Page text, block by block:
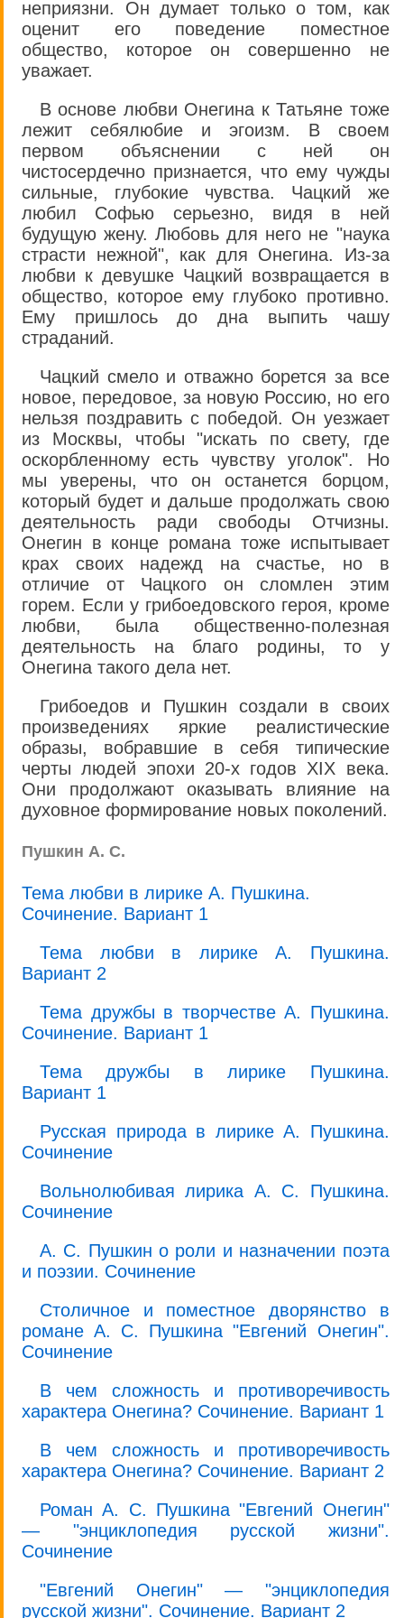
неприязни. Он думает только о том, как
оценит его поведение поместное
общество, которое он совершенно не
уважает.
В основе любви Онегина к Татьяне тоже
лежит себялюбие и эгоизм. В своем
первом объяснении с ней он
чистосердечно признается, что ему чужды
сильные, глубокие чувства. Чацкий же
любил Софью серьезно, видя в ней
будущую жену. Любовь для него не "наука
страсти нежной", как для Онегина. Из-за
любви к девушке Чацкий возвращается в
общество, которое ему глубоко противно.
Ему пришлось до дна выпить чашу
страданий.
Чацкий смело и отважно борется за все
новое, передовое, за новую Россию, но его
нельзя поздравить с победой. Он уезжает
из Москвы, чтобы "искать по свету, где
оскорбленному есть чувству уголок". Но
мы уверены, что он останется борцом,
который будет и дальше продолжать свою
деятельность ради свободы Отчизны.
Онегин в конце романа тоже испытывает
крах своих надежд на счастье, но в
отличие от Чацкого он сломлен этим
горем. Если у грибоедовского героя, кроме
любви, была общественно-полезная
деятельность на благо родины, то у
Онегина такого дела нет.
Грибоедов и Пушкин создали в своих
произведениях яркие реалистические
образы, вобравшие в себя типические
черты людей эпохи 20-х годов XIX века.
Они продолжают оказывать влияние на
духовное формирование новых поколений.
Пушкин А. С.
Тема любви в лирике А. Пушкина.
Сочинение. Вариант 1
Тема любви в лирике А. Пушкина.
Вариант 2
Тема дружбы в творчестве А. Пушкина.
Сочинение. Вариант 1
Тема дружбы в лирике Пушкина.
Вариант 1
Русская природа в лирике А. Пушкина.
Сочинение
Вольнолюбивая лирика А. С. Пушкина.
Сочинение
А. С. Пушкин о роли и назначении поэта
и поэзии. Сочинение
Столичное и поместное дворянство в
романе А. С. Пушкина "Евгений Онегин".
Сочинение
В чем сложность и противоречивость
характера Онегина? Сочинение. Вариант 1
В чем сложность и противоречивость
характера Онегина? Сочинение. Вариант 2
Роман А. С. Пушкина "Евгений Онегин"
— "энциклопедия русской жизни".
Сочинение
"Евгений Онегин" — "энциклопедия
русской жизни". Сочинение. Вариант 2